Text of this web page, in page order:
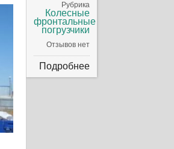
Рубрика
Колесные
фронтальные
погрузчики
Отзывов нет
Подробнее